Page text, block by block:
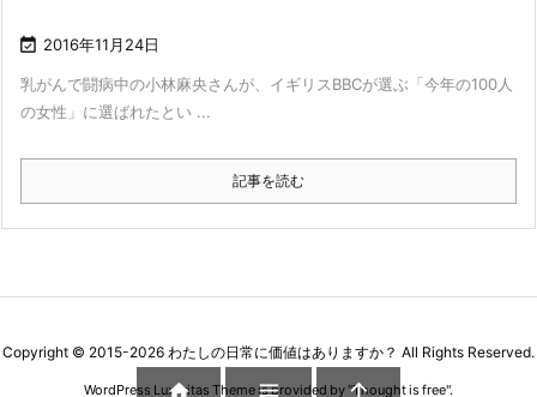
 2016年11月24日
乳がんで闘病中の小林麻央さんが、イギリスBBCが選ぶ「今年の100人
の女性」に選ばれたとい ...
記事を読む
Copyright © 2015-2026 わたしの日常に価値はありますか？ All Rights Reserved.
WordPress Luxeritas Theme is provided by "Thought is free".
  